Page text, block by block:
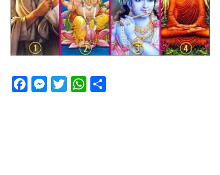
Facebook
Messenger
TwitterWhatsApp